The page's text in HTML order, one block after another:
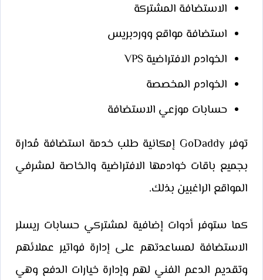
الاستضافة المشتركة
استضافة مواقع ووردبريس
الخوادم الافتراضية VPS
الخوادم المخصصة
حسابات موزعي الاستضافة
توفر GoDaddy إمكانية طلب خدمة استضافة مُدارة
بجميع باقات خوادمها الافتراضية والخاصة لمشرفي
المواقع الراغبين بذلك.
كما ستوفر أدوات إضافية لمشتركي حسابات ريسلر
الاستضافة لمساعدتهم على إدارة فواتير عملائهم
وتقديم الدعم الفني لهم وإدارة خيارات الدفع وهي